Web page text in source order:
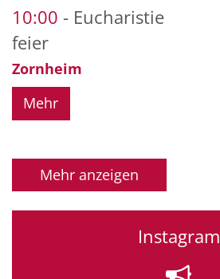
10:00
Eucharistie
feier
Zornheim
Mehr
Mehr anzeigen
Instagram